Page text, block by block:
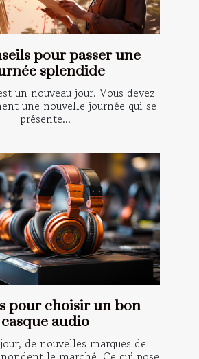
pour passer une
splendide
un nouveau jour. Vous devez
une nouvelle journée qui se
présente...
pour choisir un bon
casque audio
de nouvelles marques de